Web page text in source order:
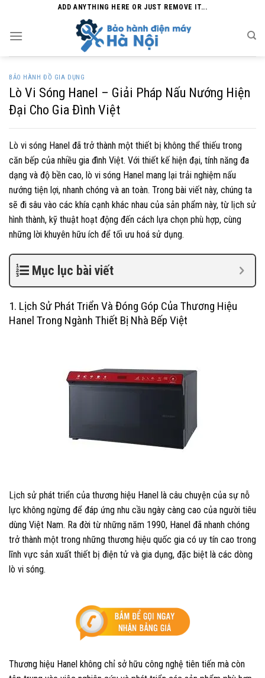
content
ADD ANYTHING HERE OR JUST REMOVE IT...
BẢO HÀNH ĐỒ GIA DỤNG
Lò Vi Sóng Hanel – Giải Pháp Nấu Nướng Hiện
Đại Cho Gia Đình Việt
Lò vi sóng Hanel đã trở thành một thiết bị không thể thiếu trong
căn bếp của nhiều gia đình Việt. Với thiết kế hiện đại, tính năng đa
dạng và độ bền cao, lò vi sóng Hanel mang lại trải nghiệm nấu
nướng tiện lợi, nhanh chóng và an toàn. Trong bài viết này, chúng ta
sẽ đi sâu vào các khía cạnh khác nhau của sản phẩm này, từ lịch sử
hình thành, kỹ thuật hoạt động đến cách lựa chọn phù hợp, cùng
những lời khuyên hữu ích để tối ưu hoá sử dụng.
Mục lục bài viết
1. Lịch Sử Phát Triển Và Đóng Góp Của Thương Hiệu
Hanel Trong Ngành Thiết Bị Nhà Bếp Việt
Lịch sử phát triển của thương hiệu Hanel là câu chuyện của sự nỗ
lực không ngừng để đáp ứng nhu cầu ngày càng cao của người tiêu
dùng Việt Nam. Ra đời từ những năm 1990, Hanel đã nhanh chóng
trở thành một trong những thương hiệu quốc gia có uy tín cao trong
lĩnh vực sản xuất thiết bị điện tử và gia dụng, đặc biệt là các dòng
lò vi sóng.
Thương hiệu Hanel không chỉ sở hữu công nghệ tiên tiến mà còn